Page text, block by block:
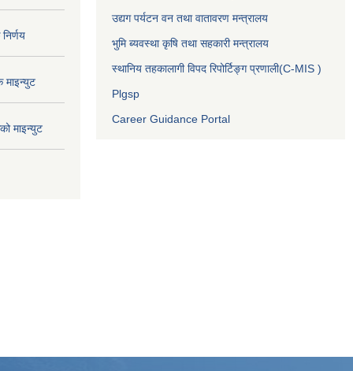
माइन्युट
माइन्युट
उद्यग पर्यटन वन तथा वातावरण मन्त्रालय
भुमि ब्यवस्था कृषि तथा सहकारी मन्त्रालय
स्थानिय तहकालागी विपद रिपोर्टिङ्ग प्रणाली(C-MIS )
Plgsp
Career Guidance Portal